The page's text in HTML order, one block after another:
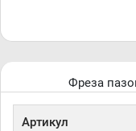
Фреза
Артикул